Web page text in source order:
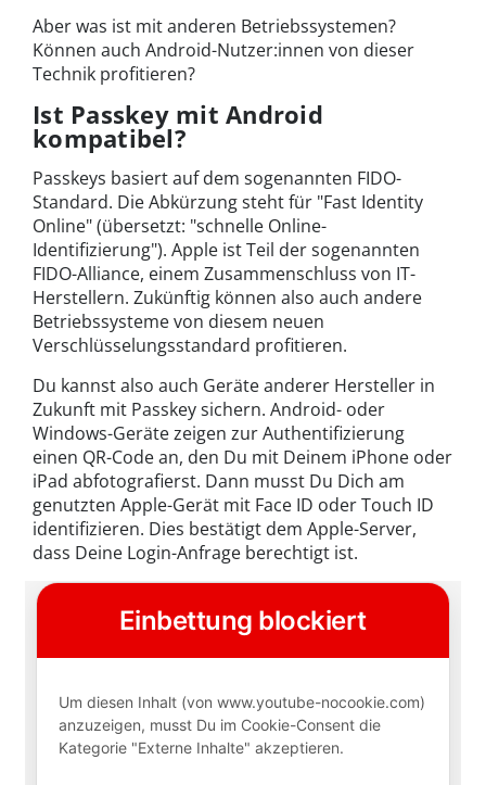
Aber was ist mit anderen Betriebssystemen?
Können auch Android-Nutzer:innen von dieser
Technik profitieren?
Ist Passkey mit Android
kompatibel?
Passkeys basiert auf dem sogenannten FIDO-
Standard. Die Abkürzung steht für "Fast Identity
Online" (übersetzt: "schnelle Online-
Identifizierung"). Apple ist Teil der sogenannten
FIDO-Alliance, einem Zusammenschluss von IT-
Herstellern. Zukünftig können also auch andere
Betriebssysteme von diesem neuen
Verschlüsselungsstandard profitieren.
Du kannst also auch Geräte anderer Hersteller in
Zukunft mit Passkey sichern. Android- oder
Windows-Geräte zeigen zur Authentifizierung
einen QR-Code an, den Du mit Deinem iPhone oder
iPad abfotografierst. Dann musst Du Dich am
genutzten Apple-Gerät mit Face ID oder Touch ID
identifizieren. Dies bestätigt dem Apple-Server,
dass Deine Login-Anfrage berechtigt ist.